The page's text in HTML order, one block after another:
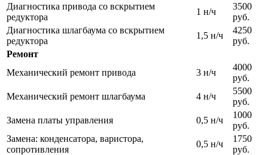
Диагностика привода со вскрытием
редуктора
1 н/ч
3500
руб.
Диагностика шлагбаума со вскрытием
редуктора
1,5 н/ч
4250
руб.
Ремонт
Механический ремонт привода
3 н/ч
4000
руб.
Механический ремонт шлагбаума
4 н/ч
5500
руб.
Замена платы управления
0,5 н/ч
1000
руб.
Замена: конденсатора, варистора,
сопротивления
0,5 н/ч
1750
руб.